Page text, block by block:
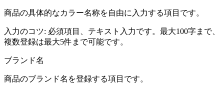
商品の具体的なカラー名称を自由に入力する項目です。
入力のコツ: 必須項目、テキスト入力です。最大100字まで、
複数登録は最大5件まで可能です。
ブランド名
商品のブランド名を登録する項目です。